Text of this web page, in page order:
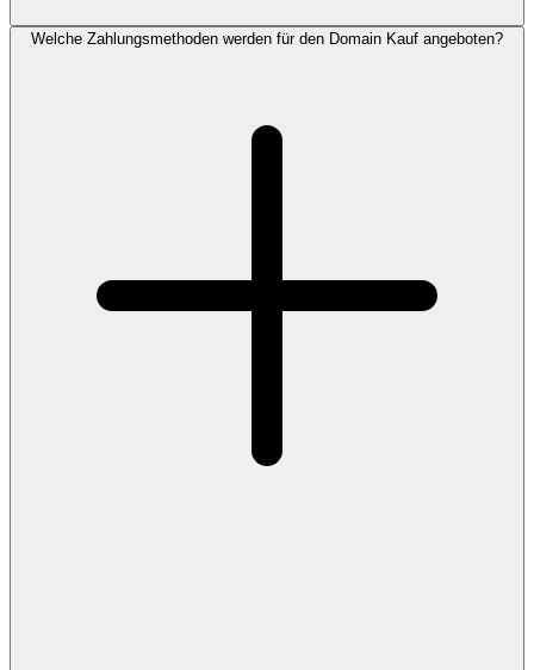
Welche Zahlungsmethoden werden für den Domain Kauf angeboten?